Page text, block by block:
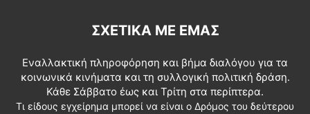
ΣΧΕΤΙΚΆ ΜΕ ΕΜΆΣ
Εναλλακτική πληροφόρηση και βήμα διαλόγου για τα
κοινωνικά κινήματα και τη συλλογική πολιτική δράση.
Κάθε Σάββατο έως και Τρίτη στα περίπτερα.
Τι είδους εγχείρημα μπορεί να είναι ο Δρόμος του δεύτερου